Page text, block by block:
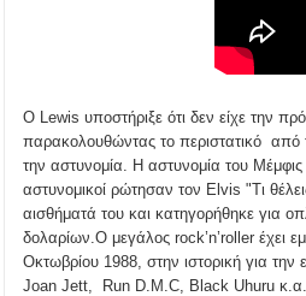
Ο Lewis υποστήριξε ότι δεν είχε την
παρακολουθώντας τo περιστατικό από
την αστυνομία. Η αστυνομία του
αστυνομικοί ρώτησαν τον Elvis "Τι
αισθήματά του και κατηγορήθηκε για
δολαρίων.O μεγάλος rock’n’roller έχει
Οκτωβρίου 1988, στην ιστορική για
Joan Jett, Run D.M.C, Black Uhuru κ.α.